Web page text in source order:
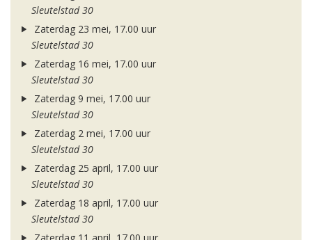
Sleutelstad 30
Zaterdag 23 mei, 17.00 uur
Sleutelstad 30
Zaterdag 16 mei, 17.00 uur
Sleutelstad 30
Zaterdag 9 mei, 17.00 uur
Sleutelstad 30
Zaterdag 2 mei, 17.00 uur
Sleutelstad 30
Zaterdag 25 april, 17.00 uur
Sleutelstad 30
Zaterdag 18 april, 17.00 uur
Sleutelstad 30